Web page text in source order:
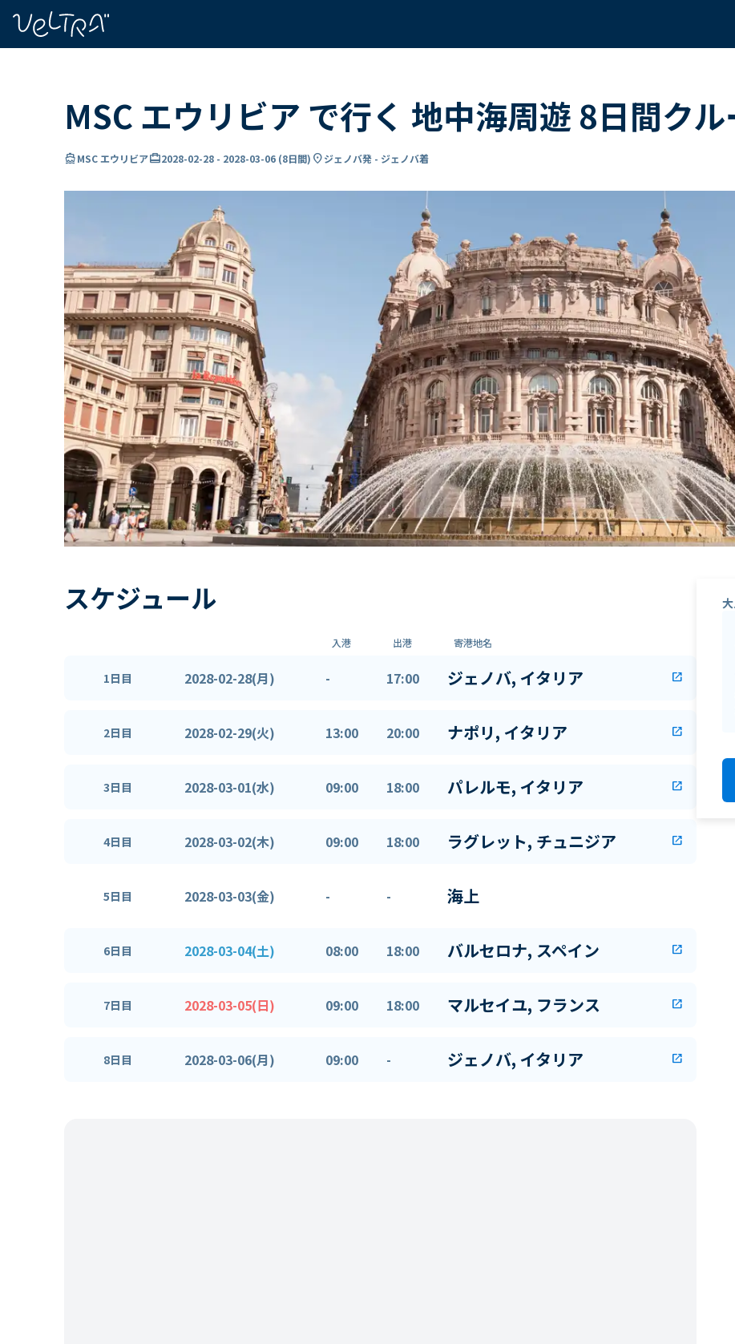
MSC エウリビア で行く 地中海周遊 8日間クル
directions_boatMSC エウリビアcard_travel2028-02-28 - 2028-03-06 (8日間) location_onジェノバ発 - ジェノバ着
スケジュール
入港 出港 寄港地名
1日目 2028-02-28(月) - 17:00 ジェノバ, イタリア open_in_new
2日目 2028-02-29(火) 13:00 20:00 ナポリ, イタリア open_in_new
3日目 2028-03-01(水) 09:00 18:00 パレルモ, イタリア open_in_new
4日目 2028-03-02(木) 09:00 18:00 ラグレット, チュニジア open_in_new
5日目 2028-03-03(金) - - 海上
6日目 2028-03-04(土) 08:00 18:00 バルセロナ, スペイン open_in_new
7日目 2028-03-05(日) 09:00 18:00 マルセイユ, フランス open_in_new
8日目 2028-03-06(月) 09:00 - ジェノバ, イタリア open_in_new